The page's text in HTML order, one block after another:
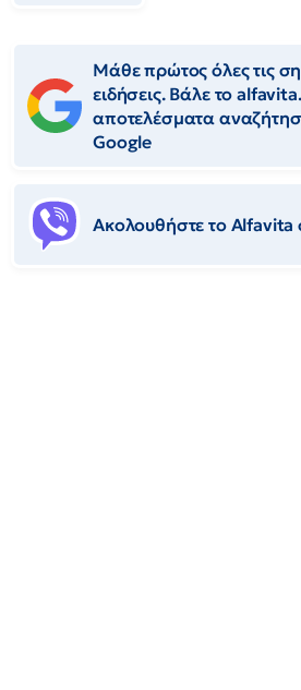
Μάθε πρώτος όλες τις
ειδήσεις. Βάλε το
αποτελέσματα
Google
Ακολουθήστε το Αlfavita